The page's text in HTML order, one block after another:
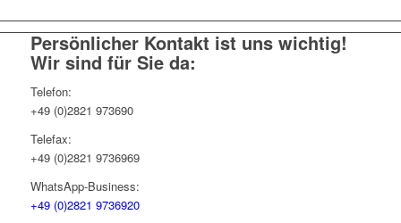
Persönlicher Kontakt ist uns wichtig!
Wir sind für Sie da:
Telefon:
+49 (0)2821 973690
Telefax:
+49 (0)2821 9736969
WhatsApp-Business:
+49 (0)2821 9736920